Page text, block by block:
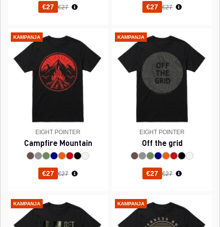
€27 Normaali hinta
€27 €27 Normaali hinta
€27
KAMPANJA
EIGHT POINTER
Campfire Mountain
€27 Normaali hinta
€27
KAMPANJA
EIGHT POINTER
Off the grid
€27 Normaali hinta
€27
KAMPANJA KAMPANJA